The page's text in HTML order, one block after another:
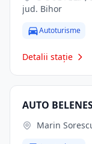
jud. Bihor
Autoturisme
Detalii stație
AUTO
Marin